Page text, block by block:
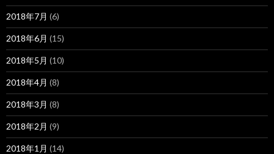
2018年7月 (6)
2018年6月 (15)
2018年5月 (10)
2018年4月 (8)
2018年3月 (8)
2018年2月 (9)
2018年1月 (14)